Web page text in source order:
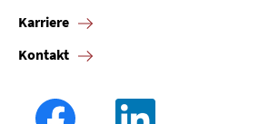
Karriere
Kontakt